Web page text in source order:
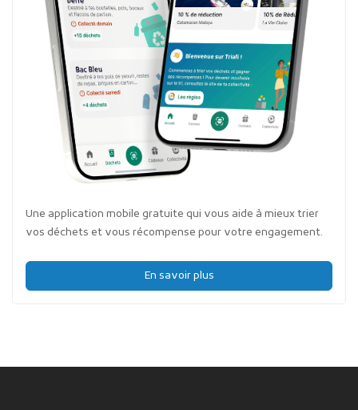
Une application mobile gratuite qui vous aide à mieux trier
vos déchets et vous récompense pour votre engagement.
En savoir plus